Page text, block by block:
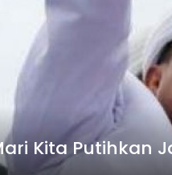
Kita Putihkan